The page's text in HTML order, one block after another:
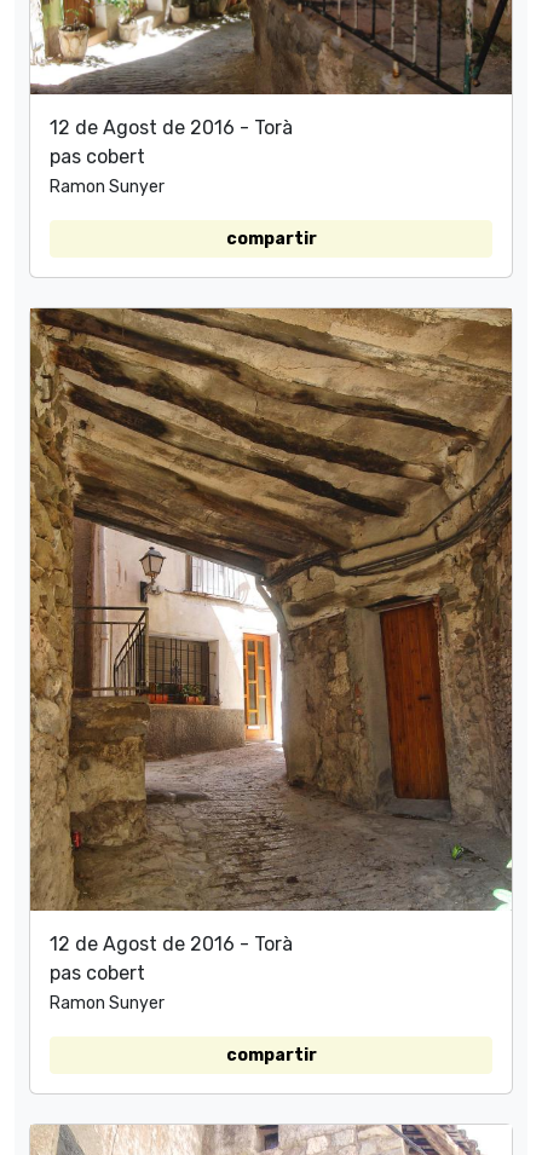
12 de Agost de 2016 - Torà
pas cobert
Ramon Sunyer
compartir
12 de Agost de 2016 - Torà
pas cobert
Ramon Sunyer
compartir